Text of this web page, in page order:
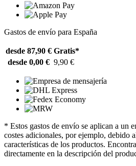
Gastos de envío para España
desde 87,90 € Gratis*
desde 0,00 € 9,90 €
* Estos gastos de envío se aplican a un
costes adicionales, por ejemplo, debido
características de los productos.
directamente en la descripción del